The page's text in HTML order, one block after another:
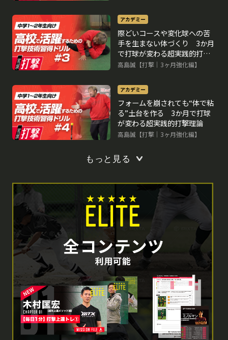
アカデミー
際どいコースや変化球への苦
手を生まない体づくり 3か月
で打球が変わる超実践的打撃
理論
高島誠【打撃｜3ヶ月強化編】
アカデミー
フォームを崩されても“体で粘
る”土台を作る 3か月で打球
が変わる超実践的打撃理論
高島誠【打撃｜3ヶ月強化編】
もっと見る